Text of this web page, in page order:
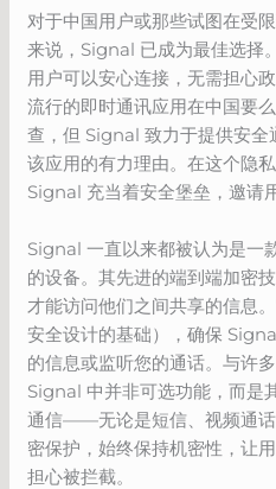
对于中国用户或那些试图在受
来说，Signal 已成为最佳选择
用户可以安心连接，无需担心
流行的即时通讯应用在中国要
查，但 Signal 致力于提供安全
该应用的有力理由。在这个隐
Signal 充当着安全堡垒，邀请
Signal 一直以来都被认为是一
的设备。其先进的端到端加密
才能访问他们之间共享的信息
安全设计的基础），确保
的信息或监听您的通话。与许
Signal 中并非可选功能，而是
通信——无论是短信、视频通
密保护，始终保持机密性，让
担心被拦截。